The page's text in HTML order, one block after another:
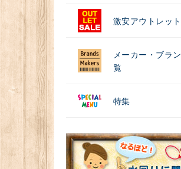
激安アウトレット
メーカー・ブラ
覧
特集